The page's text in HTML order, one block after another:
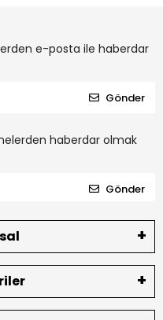
e-posta ile haberdar
Gönder
haberdar olmak
Gönder